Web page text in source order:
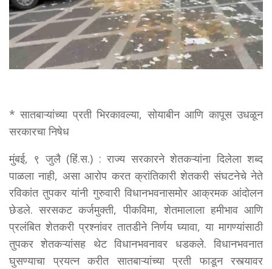
* सातबाऱ्यांच्या प्रती भिरकावल्या, सोयाबीन आणि कापूस उधळून
सरकारचा निषेध
मुंबई, ९ जुलै (हिं.स.) : राज्य सरकारने शेतकऱ्यांना दिलेला शब्द
पाळला नाही, असा आरोप करत क्रांतिकारी शेतकरी संघटनेचे नेते
रविकांत तुपकर यांनी गुरुवारी विधानभवनासमोर आक्रमक आंदोलन
छेडले. सरसकट कर्जमुक्ती, पीकविमा, शेतमालाला हमीभाव आणि
प्रलंबित शेतकरी प्रश्नांवर तातडीने निर्णय घ्यावा, या मागण्यांसाठी
तुपकर शेतकऱ्यांसह थेट विधानभवनावर धडकले. विधानभवनात
घुसण्याचा प्रयत्न करीत सातबाऱ्यांच्या प्रती फाडून रस्त्यावर